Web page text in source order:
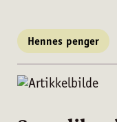
Hennes penger